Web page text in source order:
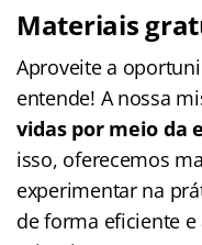
Materiais
Aproveite a
entende! A nossa
vidas por meio da
isso, oferecemos
experimentar na
de forma eficiente